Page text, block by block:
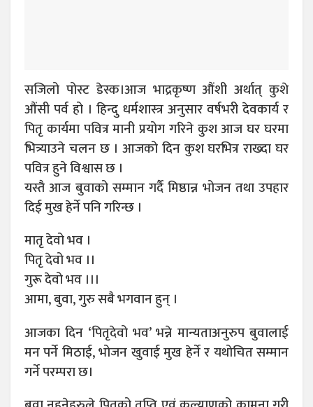
सजिलो पोस्ट डेस्क।आज भाद्रकृष्ण औंशी अर्थात् कुशे
औंसी पर्व हो । हिन्दु धर्मशास्त्र अनुसार वर्षभरी देवकार्य र
पितृ कार्यमा पवित्र मानी प्रयोग गरिने कुश आज घर घरमा
भित्र्याउने चलन छ । आजको दिन कुश घरभित्र राख्दा घर
पवित्र हुने विश्वास छ ।
यस्तै आज बुवाको सम्मान गर्दै मिष्ठान्न भोजन तथा उपहार
दिई मुख हेर्ने पनि गरिन्छ ।
मातृ देवो भव ।
पितृ देवो भव ।।
गुरू देवो भव ।।।
आमा, बुवा, गुरु सबै भगवान हुन् ।
आजका दिन ‘पितृदेवो भव’ भन्ने मान्यताअनुरुप बुवालाई
मन पर्ने मिठाई, भोजन खुवाई मुख हेर्ने र यथोचित सम्मान
गर्ने परम्परा छ।